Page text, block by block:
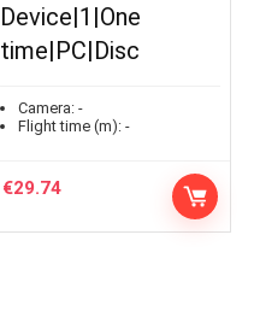
Device|1|One
time|PC|Disc
Camera: -
Flight time (m): -
€29.74